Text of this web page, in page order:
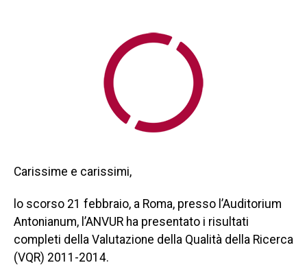
Carissime e carissimi,
lo scorso 21 febbraio, a Roma, presso l’Auditorium
Antonianum, l’ANVUR ha presentato i risultati
completi della Valutazione della Qualità della Ricerca
(VQR) 2011-2014.